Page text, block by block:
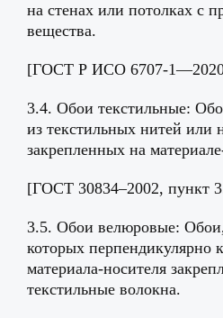
на стенах или потолках с
вещества.
[ГОСТ Р ИСО 6707-
3.4. Обои текстильные:
из текстильных нитей или
закрепленных на
[ГОСТ 30834–2002, пункт
3.5. Обои велюровые:
которых перпендикулярно
материала-носителя
текстильные волокна.